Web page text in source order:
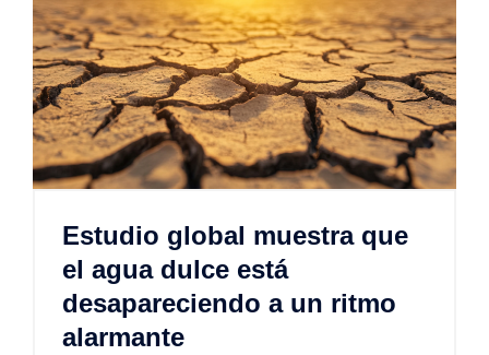
Estudio global muestra que
el agua dulce está
desapareciendo a un ritmo
alarmante